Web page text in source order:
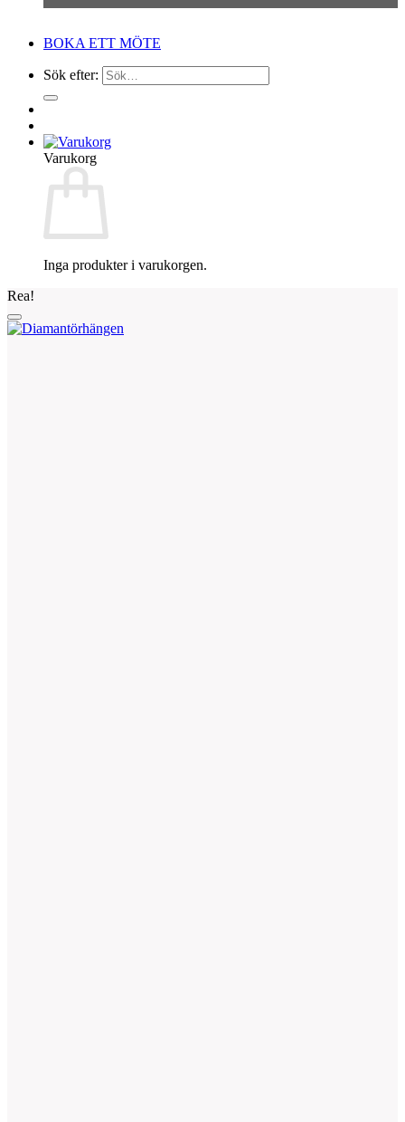
BOKA ETT MÖTE
Sök efter:
Varukorg
Inga produkter i varukorgen.
Rea!